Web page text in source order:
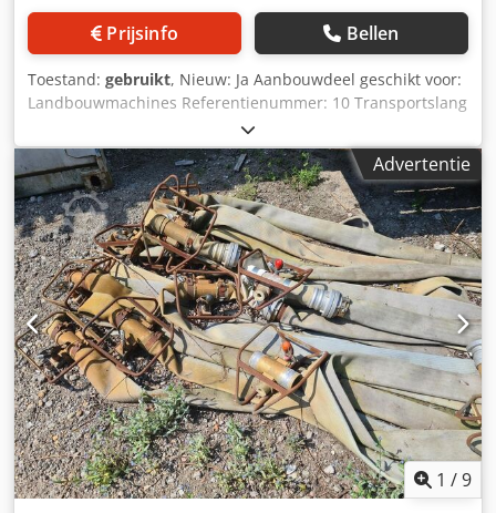
Prijsinfo Bellen
Toestand: gebruikt, Nieuw: Ja Aanbouwdeel geschikt voor:
Landbouwmachines Referentienummer: 10 Transportslang
• Diverse kortere stukken slang 4", 5" en 6" • Diverse
lengtes variërend tussen 20 en 90 meter • Dodozta Rgjpfx
Am Tskr Ideaal voor het overpompen van mest, gebruik
rondom de pomp met sleepslangen of beregenen. • Te
leveren met koppelingen naar keuze, o.a. Storz, Perrot,
Bauer etc Staat: Nieuw
Advertentie
1 /9